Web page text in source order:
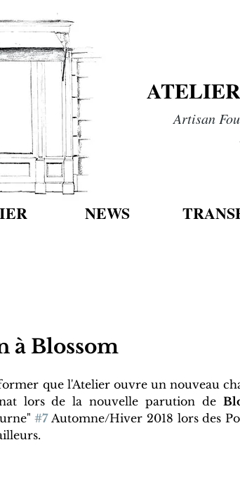
Artisan
NEWS
à Blossom
que l'Atelier ouvre un nouveau
lors de la nouvelle parution de
#7 Automne/Hiver 2018 lors des